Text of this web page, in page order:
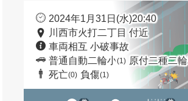
2024年1月31日(水)20:40
川西市火打二丁目 付近
車両相互 小破事故
普通自動二輪小(1) 原付二種二
死亡(0) 負傷(1)